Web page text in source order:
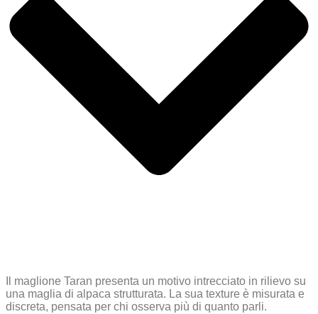
Il maglione Taran presenta un motivo intrecciato in rilievo su
una maglia di alpaca strutturata. La sua texture è misurata e
discreta, pensata per chi osserva più di quanto parli.